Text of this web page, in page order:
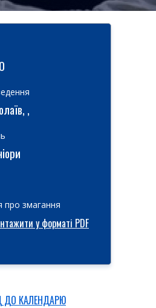
,
змагання
у форматі PDF
ДО КАЛЕНДАРЮ